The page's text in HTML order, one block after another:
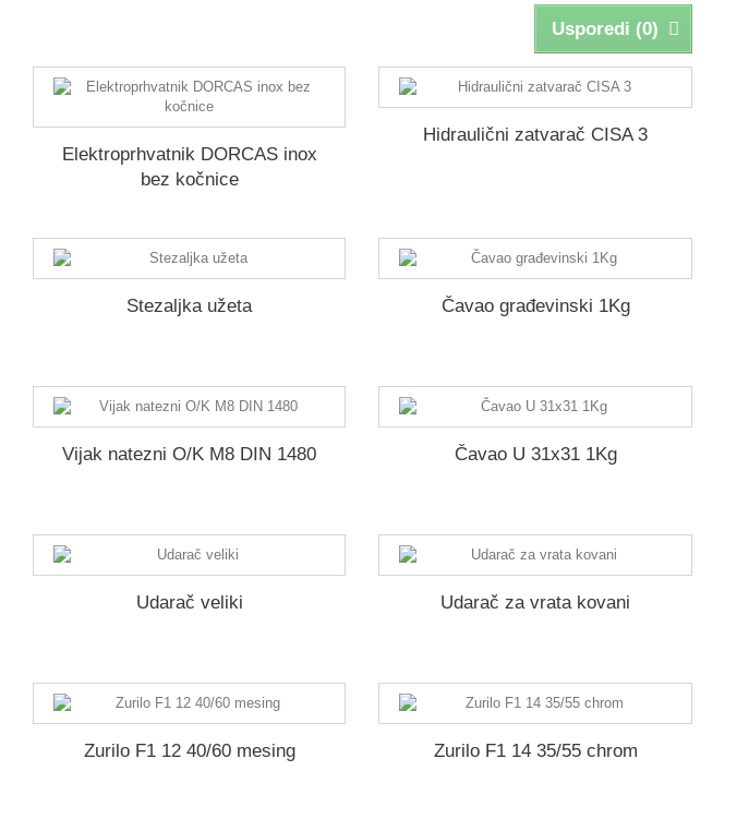
Usporedi (0)
Elektroprhvatnik DORCAS inox
bez kočnice
Hidraulični zatvarač CISA 3
Stezaljka užeta Čavao građevinski 1Kg
Vijak natezni O/K M8 DIN 1480 Čavao U 31x31 1Kg
Udarač veliki Udarač za vrata kovani
Zurilo F1 12 40/60 mesing Zurilo F1 14 35/55 chrom